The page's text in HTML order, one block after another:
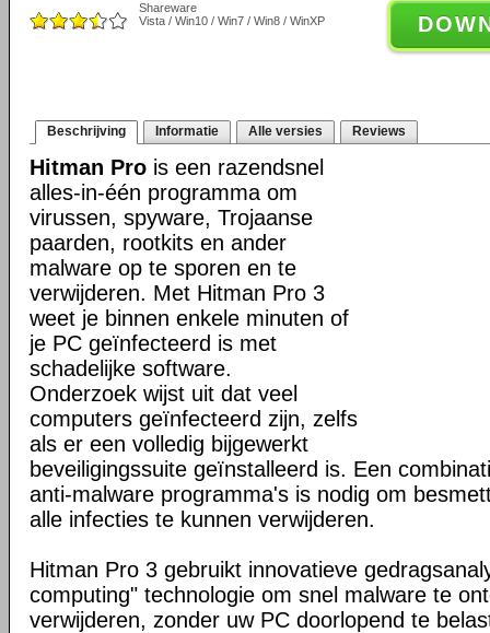
Shareware
Vista / Win10 / Win7 / Win8 / WinXP
Beschrijving Informatie Alle versies Reviews
Hitman Pro is een razendsnel
alles-in-één programma om
virussen, spyware, Trojaanse
paarden, rootkits en ander
malware op te sporen en te
verwijderen. Met Hitman Pro 3
weet je binnen enkele minuten of
je PC geïnfecteerd is met
schadelijke software.
Onderzoek wijst uit dat veel
computers geïnfecteerd zijn, zelfs
als er een volledig bijgewerkt
beveiligingssuite geïnstalleerd is. Een
anti-malware programma's is nodig om
alle infecties te kunnen verwijderen.
Hitman Pro 3 gebruikt innovatieve
computing" technologie om snel malware te
verwijderen, zonder uw PC doorlopend te